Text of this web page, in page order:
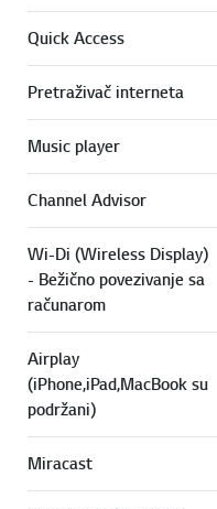
Quick Access
Pretraživač interneta
Music player
Channel Advisor
Wi-Di (Wireless Display)
- Bežično povezivanje sa
računarom
Airplay
(iPhone,iPad,MacBook su
podržani)
Miracast